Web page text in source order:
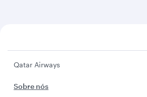
Qatar Airways
Sobre nós